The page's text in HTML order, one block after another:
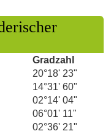
Gradzahl
20°18' 23"
14°31' 60"
02°14' 04"
06°01' 11"
02°36' 21"